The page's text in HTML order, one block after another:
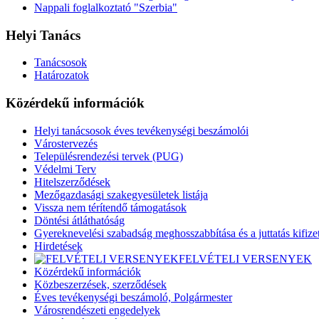
Nappali foglalkoztató "Szerbia"
Helyi Tanács
Tanácsosok
Határozatok
Közérdekű információk
Helyi tanácsosok éves tevékenységi beszámolói
Várostervezés
Településrendezési tervek (PUG)
Védelmi Terv
Hitelszerződések
Mezőgazdasági szakegyesületek listája
Vissza nem térítendő támogatások
Döntési átláthatóság
Gyereknevelési szabadság meghosszabbítása és a juttatás
Hirdetések
FELVÉTELI VERSENYEK
Közérdekű információk
Közbeszerzések, szerződések
Éves tevékenységi beszámoló, Polgármester
Városrendészeti engedelyek